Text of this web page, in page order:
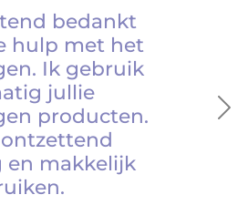
bedankt
hulp met het
Ik gebruik
jullie
producten.
en makkelijk